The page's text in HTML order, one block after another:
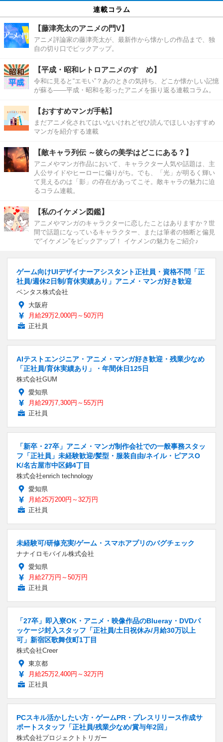
連載コラム
【藤津亮太のアニメの門V】
アニメ評論家の藤津亮太が、最新作から懐かしの作品まで、独
自の切り口でピックアップ。
【平成・昭和レトロアニメのすゝめ】
令和に見ると“エモい”？あのときの気持ち、どこか懐かしい記憶
が蘇る――平成・昭和を彩ったアニメを振り返る連載コラム。
【おすすめマンガ手帖】
まだアニメ化されてはいないけれどぜひ読んでほしいおすすめ
マンガを紹介する連載
【敵キャラ列伝 ～彼らの美学はどこにある？】
アニメやマンガ作品において、キャラクター人気や話題は、主
人公サイドやヒーローに偏りがち。でも、「光」が明るく輝い
て見えるのは「影」の存在があってこそ。敵キャラの魅力に迫
るコラム連載。
【私のイケメン図鑑】
アニメやマンガのキャラクターに恋したことはありますか？世
間で話題になっているキャラクター、または筆者の独断と偏見
で“イケメン”をピックアップ！ イケメンの魅力をご紹介♪
ゲーム向けUIデザイナーアシスタント正社員・資格不問「正
社員/週休2日制/育休実績あり」アニメ・マンガ好き歓迎
ベンタス株式会社
大阪府
月給29万2,000円～50万円
正社員
AIテストエンジニア・アニメ・マンガ好き歓迎・残業少なめ
「正社員/育休実績あり」・年間休日125日
株式会社GUM
愛知県
月給29万7,300円～55万円
正社員
「新卒・27卒」アニメ・マンガ制作会社での一般事務スタッ
フ「正社員」未経験歓迎/髪型・服装自由/ネイル・ピアスO
K/名古屋市中区錦4丁目
株式会社enrich technology
愛知県
月給25万200円～32万円
正社員
未経験可/研修充実/ゲーム・スマホアプリのバグチェック
ナナイロモバイル株式会社
愛知県
月給27万円～50万円
正社員
「27卒」即入寮OK・アニメ・映像作品のBlueray・DVDパ
ッケージ封入スタッフ「正社員/土日祝休み/月給30万以上
可」新宿区歌舞伎町1丁目
株式会社Creer
東京都
月給25万2,400円～32万円
正社員
PCスキル活かしたい方・ゲームPR・プレスリリース作成サ
ポートスタッフ「正社員/残業少なめ/賞与年2回」
株式会社プロジェクトトリガー